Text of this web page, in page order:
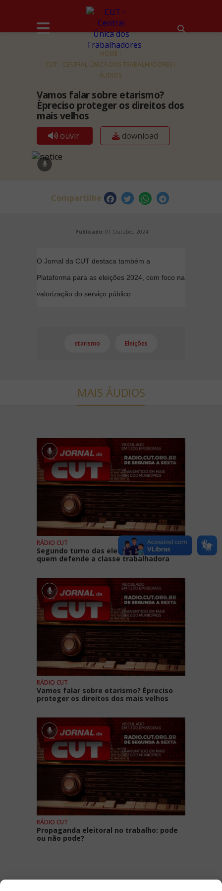
HOME
CUT - CENTRAL ÚNICA DOS TRABALHADORES
ÁUDIOS
Vamos falar sobre etarismo?
Èpreciso proteger os direitos dos
mais velhos
ouvir download
Compartilhe
Publicado: 01 Outubro, 2024
O Jornal da CUT destaca também a
Plataforma para as eleições 2024, com foco na
valorização do serviço público
etarismo Eleições
MAIS ÁUDIOS
RÁDIO CUT
Segundo turno das eleições: vote em
quem defende a classe trabalhadora
RÁDIO CUT
Vamos falar sobre etarismo? Èpreciso
proteger os direitos dos mais velhos
RÁDIO CUT
Propaganda eleitoral no trabalho: pode
ou não pode?